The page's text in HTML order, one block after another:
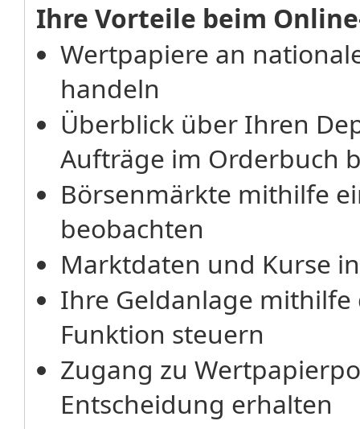
Ihre Vorteile beim
Wertpapiere an
handeln
Überblick über Ihren
Aufträge im Orderbuch
Börsenmärkte mithilfe
beobachten
Marktdaten und Kurse
Ihre Geldanlage
Funktion steuern
Zugang zu
Entscheidung erhalten